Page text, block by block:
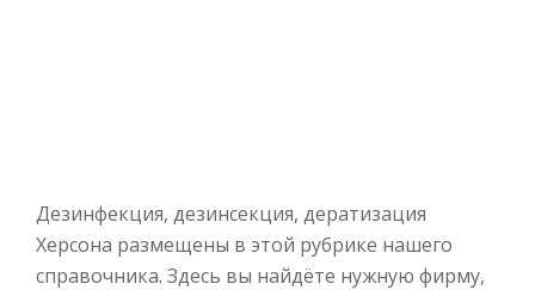
Дезинфекция, дезинсекция, дератизация
Херсона размещены в этой рубрике нашего
справочника. Здесь вы найдёте нужную фирму,